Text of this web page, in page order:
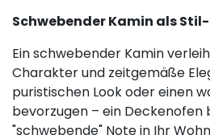
Schwebender Kamin als
Ein schwebender Kamin
Charakter und zeitgemäße
puristischen Look oder einen
bevorzugen – ein
"schwebende" Note in Ihr